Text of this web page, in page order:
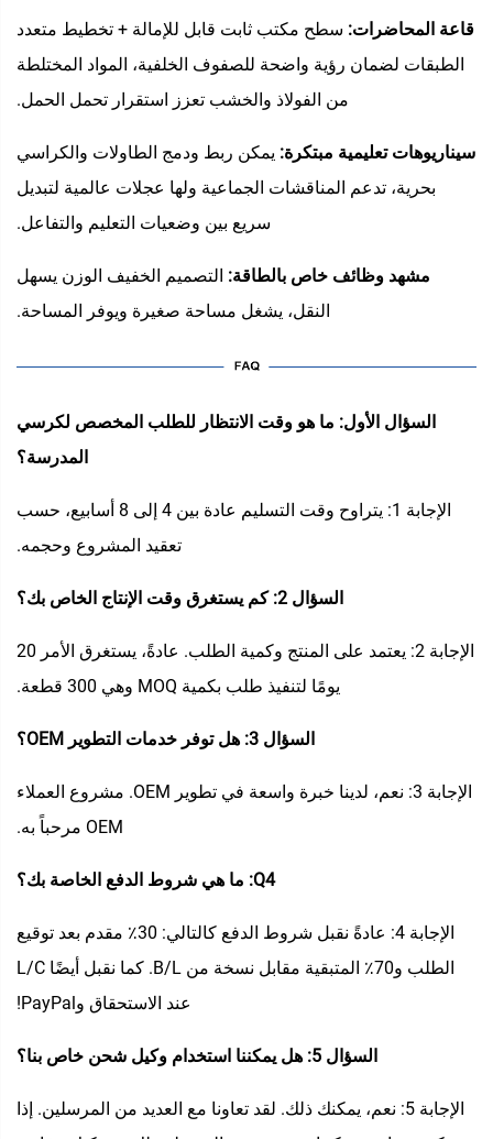
قاعة المحاضرات: سطح مكتب ثابت قابل للإمالة + تخطيط متعدد
الطبقات لضمان رؤية واضحة للصفوف الخلفية، المواد المختلطة
من الفولاذ والخشب تعزز استقرار تحمل الحمل.
سيناريوهات تعليمية مبتكرة: يمكن ربط ودمج الطاولات والكراسي
بحرية، تدعم المناقشات الجماعية ولها عجلات عالمية لتبديل
سريع بين وضعيات التعليم والتفاعل.
مشهد وظائف خاص بالطاقة: التصميم الخفيف الوزن يسهل
النقل، يشغل مساحة صغيرة ويوفر المساحة.
السؤال الأول: ما هو وقت الانتظار للطلب المخصص لكرسي
المدرسة؟
الإجابة 1: يتراوح وقت التسليم عادة بين 4 إلى 8 أسابيع، حسب
تعقيد المشروع وحجمه.
السؤال 2: كم يستغرق وقت الإنتاج الخاص بك؟
الإجابة 2: يعتمد على المنتج وكمية الطلب. عادةً، يستغرق الأمر 20
يومًا لتنفيذ طلب بكمية MOQ وهي 300 قطعة.
السؤال 3: هل توفر خدمات التطوير OEM؟
الإجابة 3: نعم، لدينا خبرة واسعة في تطوير OEM. مشروع العملاء
OEM مرحباً به.
Q4: ما هي شروط الدفع الخاصة بك؟
الإجابة 4: عادةً نقبل شروط الدفع كالتالي: 30٪ مقدم بعد توقيع
الطلب و70٪ المتبقية مقابل نسخة من B/L. كما نقبل أيضًا L/C
عند الاستحقاق وPayPal!
السؤال 5: هل يمكننا استخدام وكيل شحن خاص بنا؟
الإجابة 5: نعم، يمكنك ذلك. لقد تعاونا مع العديد من المرسلين. إذا